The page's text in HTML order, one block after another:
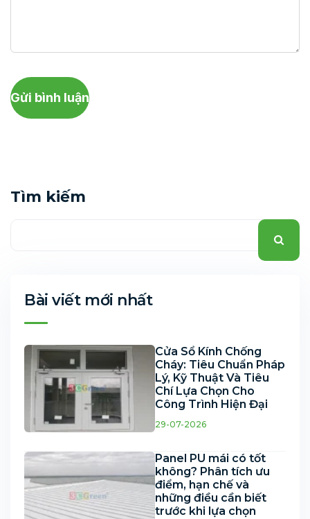
Gửi bình luận
Tìm kiếm
Bài viết mới nhất
Cửa Sổ Kính Chống
Cháy: Tiêu Chuẩn Pháp
Lý, Kỹ Thuật Và Tiêu
Chí Lựa Chọn Cho
Công Trình Hiện Đại
29-07-2026
Panel PU mái có tốt
không? Phân tích ưu
điểm, hạn chế và
những điều cần biết
trước khi lựa chọn